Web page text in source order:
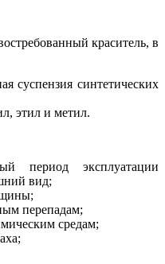
краситель, в
суспензия синтетических
этил и метил.
период эксплуатации
вид;
перепадам;
средам;